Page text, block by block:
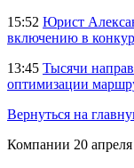
15:52 Юрист
включению в
13:45 Тысячи
оптимизации
Вернуться на
Компании 20